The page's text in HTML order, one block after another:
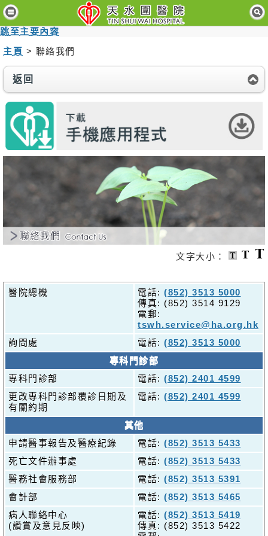
跳至主要內容
主
頁
病
人
與
客
醫
療
服
業
人
息
及
關
我
們
聯
我
們
免
責
聲
明
主頁 > 聯絡我們
返回
文字大小：
醫院總機 電話: (852) 3513 5000
傳真: (852) 3514 9129
電郵:
tswh.service@ha.org.hk
詢問處
電話: (852) 3513 5000
專科門診部
專科門診部
電話: (852) 2401 4599
更改專科門診部覆診日期及
有關約期
電話: (852) 2401 4599
其他
申請醫事報告及醫療紀錄
電話: (852) 3513 5433
死亡文件辦事處
電話: (852) 3513 5433
醫務社會服務部
電話: (852) 3513 5391
會計部
電話: (852) 3513 5465
病人聯絡中心
(讚賞及意見反映)
電話: (852) 3513 5419
傳真: (852) 3513 5422